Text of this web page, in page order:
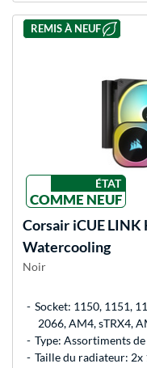
REMIS À NEUF
ÉTAT
COMME NEUF
Corsair iCUE LINK
Watercooling
Noir
Socket: 1150, 1151,
2066, AM4, sTRX4,
Type: Assortiments
Taille du radiateur: 2x